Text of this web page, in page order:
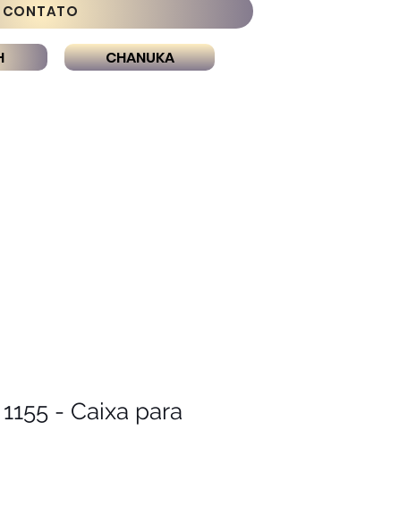
CONTATO
CHANUKA
- Caixa para